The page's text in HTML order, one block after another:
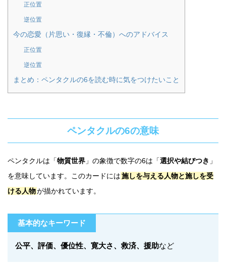
正位置
逆位置
今の恋愛（片思い・復縁・不倫）へのアドバイス
正位置
逆位置
まとめ：ペンタクルの6を読む時に気をつけたいこと
ペンタクルの6の意味
ペンタクルは「物質世界 」の象徴で数字の6は「選択や結びつき 」
を意味しています。このカードには施しを与える人物と施しを受
ける人物が描かれています。
基本的なキーワード
公平、評価、優位性、寛大さ、救済、援助など